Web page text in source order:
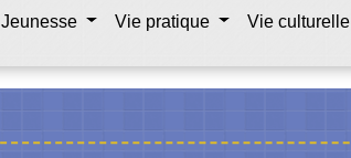
Jeunesse Vie pratique Vie culturelle